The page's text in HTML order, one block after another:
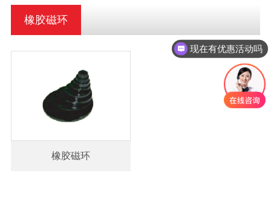
橡胶磁环
橡胶磁环
现在有优惠活动吗